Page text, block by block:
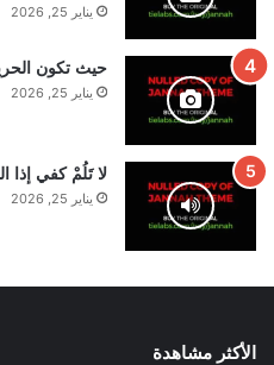
يناير 25, 2026
حيث تكون
يناير 25, 2026
لا تَلُمْ كفي إذا
يناير 25, 2026
الأكثر مشاهدة